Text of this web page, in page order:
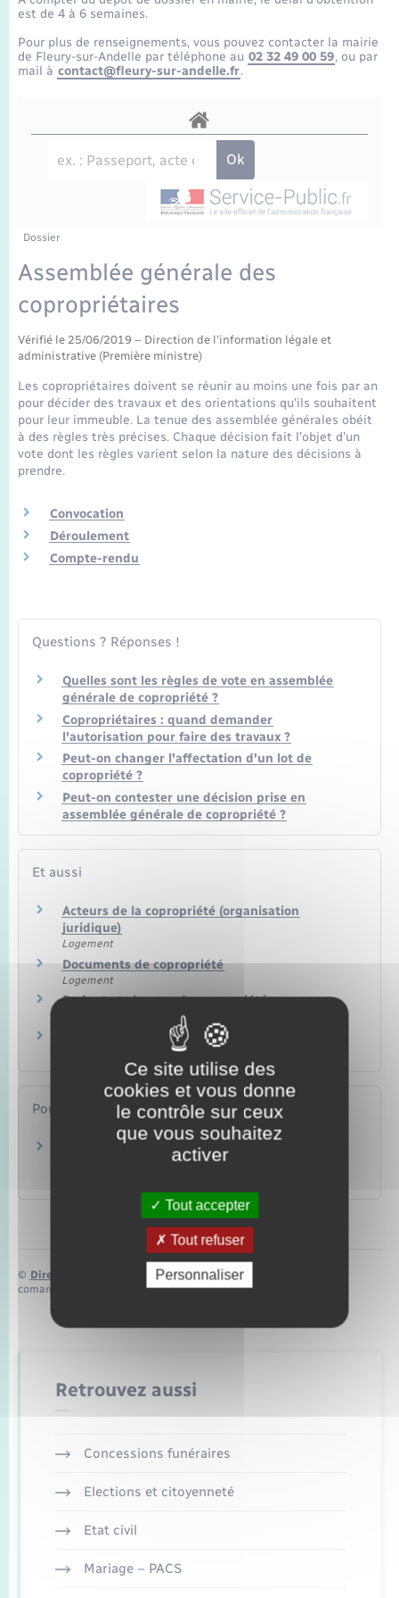
Etat-civil - Papiers - Citoyenneté
Mariage – PACS
Recensement
Loisirs
Organisation d’événement
Sécurité - Prévention
Seniors
Transports
Transports scolaires
Voirie et espace public
Travaux - Autorisation d’occupation de l’espace
public
Compétences
Présentation de la commune
La Communauté de communes
est de 4 à 6 semaines.
Pour plus de renseignements, vous pouvez contacter la mairie
de Fleury-sur-Andelle par téléphone au 02 32 49 00 59, ou par
mail à contact@fleury-sur-andelle.fr.
Dossier
Assemblée générale des
copropriétaires
Vérifié le 25/06/2019 – Direction de l'information légale et
administrative (Première ministre)
Les copropriétaires doivent se réunir au moins une fois par an
pour décider des travaux et des orientations qu'ils souhaitent
pour leur immeuble. La tenue des assemblée générales obéit
à des règles très précises. Chaque décision fait l'objet d'un
vote dont les règles varient selon la nature des décisions à
prendre.
Convocation
Déroulement
Compte-rendu
Questions ? Réponses !
Quelles sont les règles de vote en assemblée
générale de copropriété ?
Copropriétaires : quand demander
l'autorisation pour faire des travaux ?
Peut-on changer l'affectation d'un lot de
copropriété ?
Peut-on contester une décision prise en
assemblée générale de copropriété ?
Et aussi
Acteurs de la copropriété (organisation
juridique)
Logement
Documents de copropriété
Logement
Budget et charges de copropriété
Copropriété en difficulté
Pour en savoir plus
Dossier relatif à l'assemblée générale des
© Direction de l’information légale et administrative
comarquage developpé parbaseo.io
Retrouvez aussi
Concessions funéraires
Elections et citoyenneté
Etat civil
Mariage – PACS
Ce site utilise des
cookies et vous donne
le contrôle sur ceux
que vous souhaitez
activer
Tout accepter
Tout refuser
Personnaliser